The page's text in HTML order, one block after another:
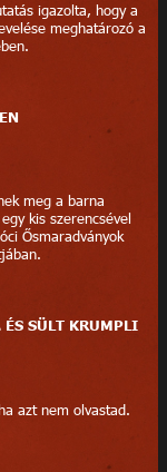
igazolta, hogy a
meghatározó a
meg a barna
kis szerencsével
Ősmaradványok
SÜLT KRUMPLI
azt nem olvastad.